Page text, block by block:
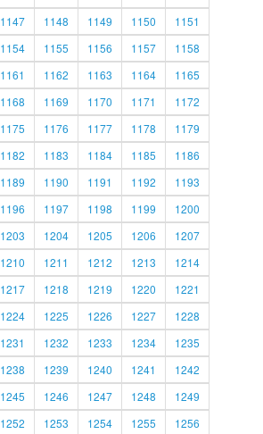
1147 1148 1149 1150
1151
1154 1155 1156 1157
1158
1161 1162 1163 1164
1165
1168 1169 1170 1171
1172
1175 1176 1177 1178
1179
1182 1183 1184 1185
1186
1189 1190 1191 1192
1193
1196 1197 1198 1199
1200
1203 1204 1205 1206
1207
1210 1211 1212 1213
1214
1217 1218 1219 1220
1221
1224 1225 1226 1227
1228
1231 1232 1233 1234
1235
1238 1239 1240 1241
1242
1245 1246 1247 1248
1249
1252 1253 1254 1255
1256